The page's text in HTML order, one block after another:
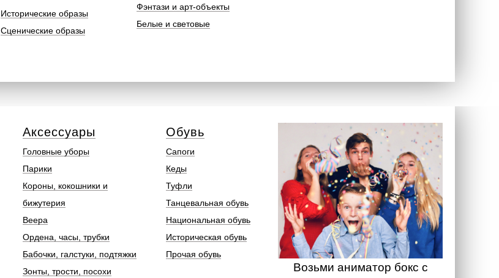
Фэнтази и арт-объекты
Белые и световые
Исторические образы
Сценические образы
Аксессуары
Головные уборы
Парики
Короны, кокошники и
бижутерия
Веера
Ордена, часы, трубки
Бабочки, галстуки, подтяжки
Зонты, трости, посохи
Обувь
Сапоги
Кеды
Туфли
Танцевальная обувь
Национальная обувь
Историческая обувь
Прочая обувь
Возьми аниматор бокс с